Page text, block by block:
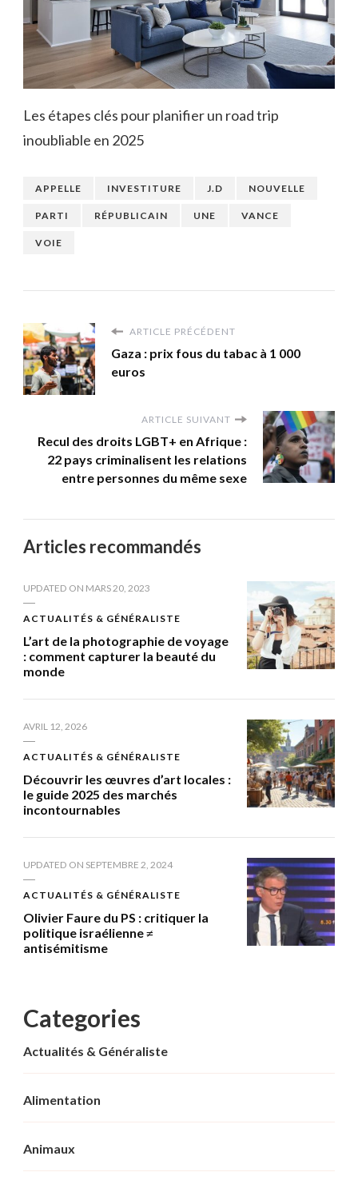
Les étapes clés pour planifier un road trip
inoubliable en 2025
APPELLE INVESTITURE J.D NOUVELLE
PARTI RÉPUBLICAIN UNE VANCE
VOIE
ARTICLE PRÉCÉDENT
Gaza : prix fous du tabac à 1 000
euros
ARTICLE SUIVANT
Recul des droits LGBT+ en Afrique :
22 pays criminalisent les relations
entre personnes du même sexe
Articles recommandés
UPDATED ON MARS 20, 2023
ACTUALITÉS & GÉNÉRALISTE
L’art de la photographie de voyage
: comment capturer la beauté du
monde
AVRIL 12, 2026
ACTUALITÉS & GÉNÉRALISTE
Découvrir les œuvres d’art locales :
le guide 2025 des marchés
incontournables
UPDATED ON SEPTEMBRE 2, 2024
ACTUALITÉS & GÉNÉRALISTE
Olivier Faure du PS : critiquer la
politique israélienne ≠
antisémitisme
Categories
Actualités & Généraliste
Alimentation
Animaux